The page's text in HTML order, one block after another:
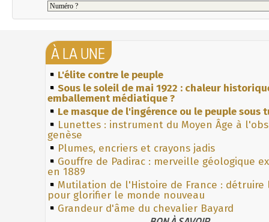
À LA UNE
L'élite contre le peuple
Sous le soleil de mai 1922 : chaleur
emballement médiatique ?
Le masque de l'ingérence ou le peuple sous
Lunettes : instrument du Moyen Âge à
genèse
Plumes, encriers et crayons jadis
Gouffre de Padirac : merveille géologique
en 1889
Mutilation de l'Histoire de France : détruire
pour glorifier le monde nouveau
Grandeur d'âme du chevalier Bayard